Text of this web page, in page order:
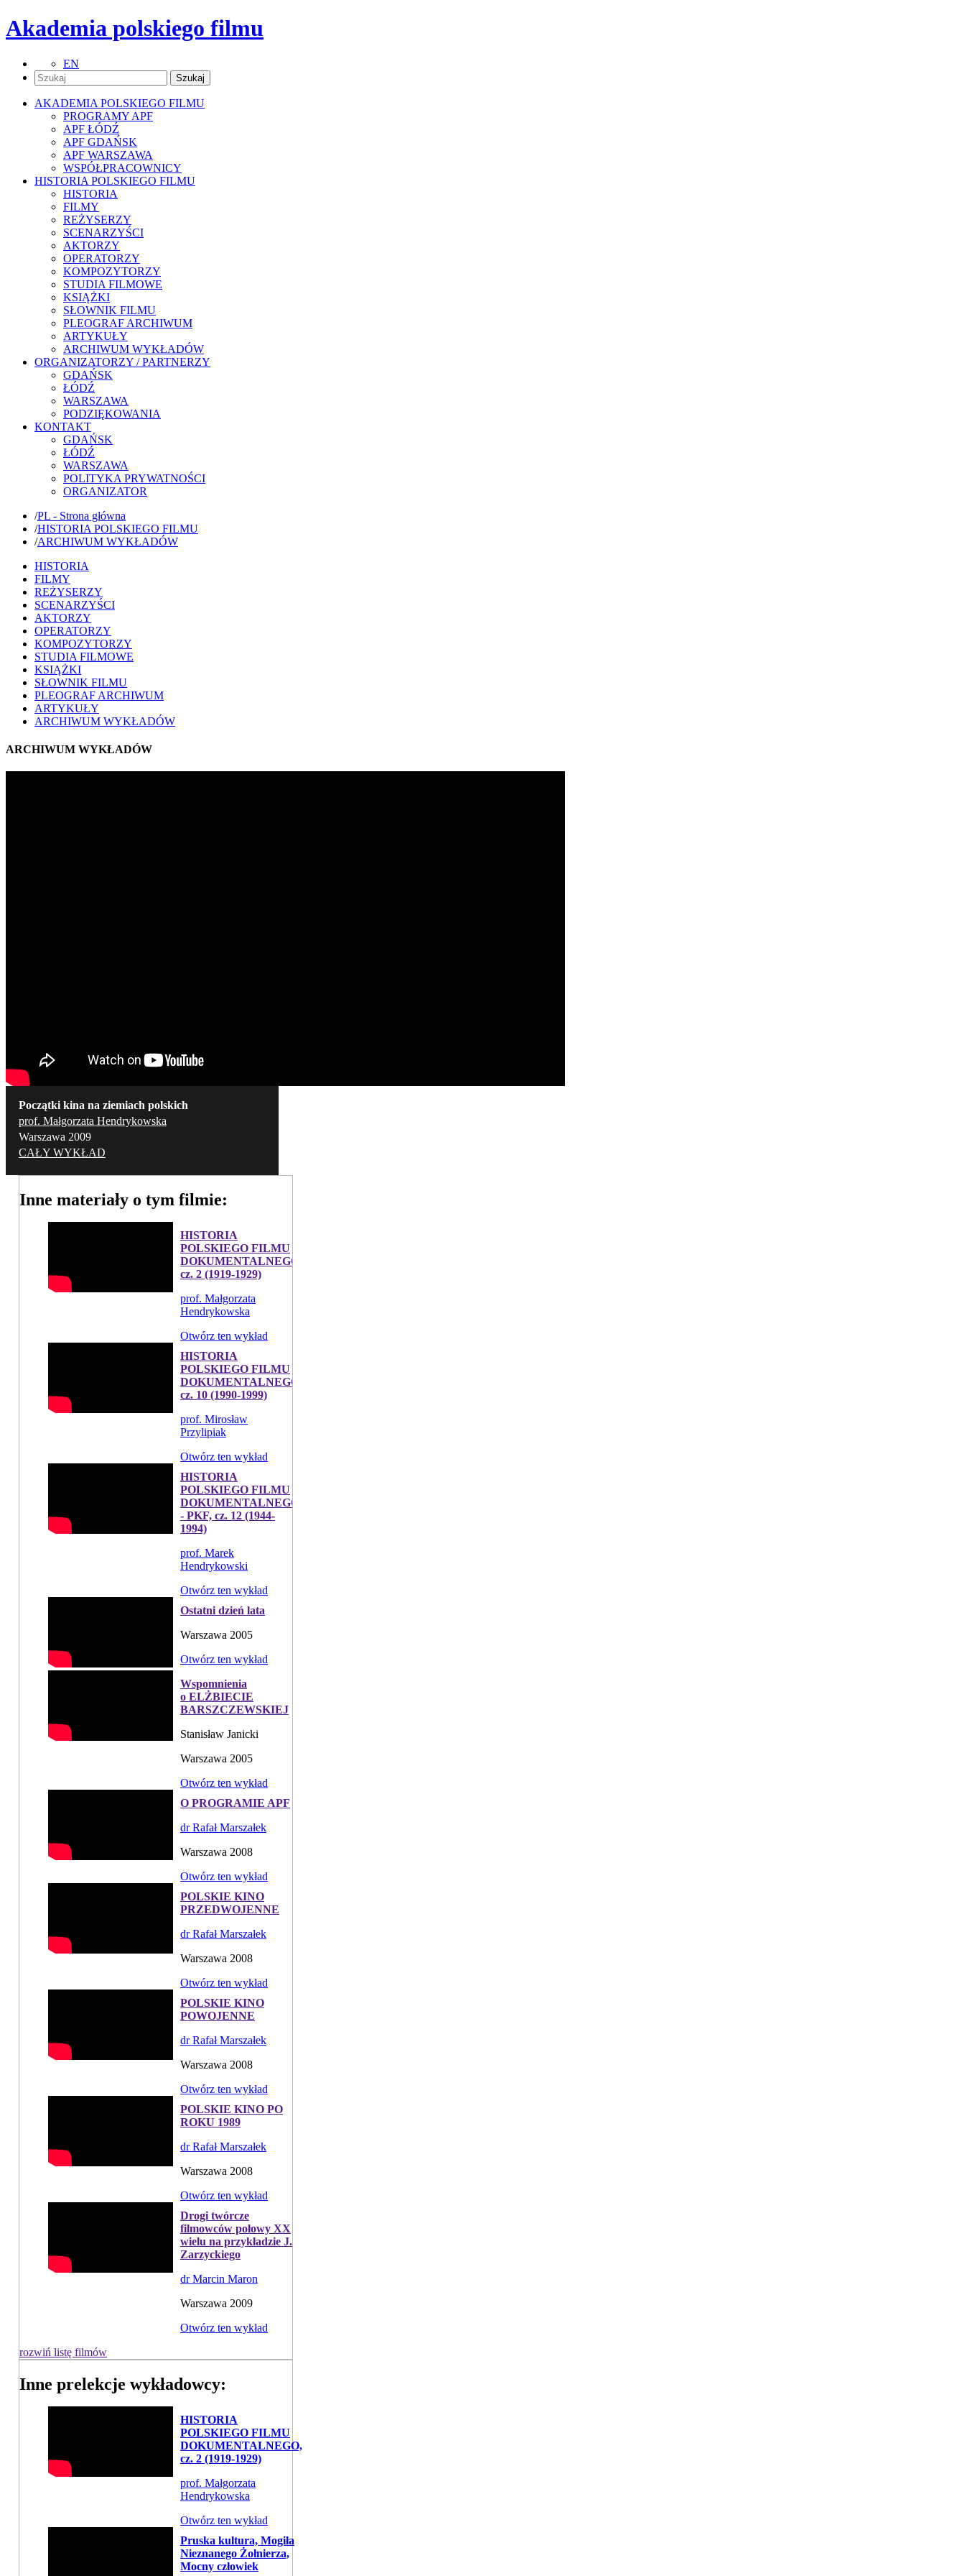
Akademia polskiego filmu
EN
AKADEMIA POLSKIEGO FILMU
PROGRAMY APF
APF ŁÓDŹ
APF GDAŃSK
APF WARSZAWA
WSPÓŁPRACOWNICY
HISTORIA POLSKIEGO FILMU
HISTORIA
FILMY
REŻYSERZY
SCENARZYŚCI
AKTORZY
OPERATORZY
KOMPOZYTORZY
STUDIA FILMOWE
KSIĄŻKI
SŁOWNIK FILMU
PLEOGRAF ARCHIWUM
ARTYKUŁY
ARCHIWUM WYKŁADÓW
ORGANIZATORZY / PARTNERZY
GDAŃSK
ŁÓDŹ
WARSZAWA
PODZIĘKOWANIA
KONTAKT
GDAŃSK
ŁÓDŹ
WARSZAWA
POLITYKA PRYWATNOŚCI
ORGANIZATOR
/PL - Strona główna
/HISTORIA POLSKIEGO FILMU
/ARCHIWUM WYKŁADÓW
HISTORIA
FILMY
REŻYSERZY
SCENARZYŚCI
AKTORZY
OPERATORZY
KOMPOZYTORZY
STUDIA FILMOWE
KSIĄŻKI
SŁOWNIK FILMU
PLEOGRAF ARCHIWUM
ARTYKUŁY
ARCHIWUM WYKŁADÓW
ARCHIWUM WYKŁADÓW
Początki kina na ziemiach polskich
prof. Małgorzata Hendrykowska
Warszawa 2009
CAŁY WYKŁAD
Inne materiały o tym filmie:
HISTORIA
POLSKIEGO FILMU
DOKUMENTALNEGO,
cz. 2 (1919-1929)
prof. Małgorzata
Hendrykowska
Otwórz ten wykład
HISTORIA
POLSKIEGO FILMU
DOKUMENTALNEGO,
cz. 10 (1990-1999)
prof. Mirosław
Przylipiak
Otwórz ten wykład
HISTORIA
POLSKIEGO FILMU
DOKUMENTALNEGO
- PKF, cz. 12 (1944-
1994)
prof. Marek
Hendrykowski
Otwórz ten wykład
Ostatni dzień lata
Warszawa 2005
Otwórz ten wykład
Wspomnienia
o ELŻBIECIE
BARSZCZEWSKIEJ
Stanisław Janicki
Warszawa 2005
Otwórz ten wykład
O PROGRAMIE APF
dr Rafał Marszałek
Warszawa 2008
Otwórz ten wykład
POLSKIE KINO
PRZEDWOJENNE
dr Rafał Marszałek
Warszawa 2008
Otwórz ten wykład
POLSKIE KINO
POWOJENNE
dr Rafał Marszałek
Warszawa 2008
Otwórz ten wykład
POLSKIE KINO PO
ROKU 1989
dr Rafał Marszałek
Warszawa 2008
Otwórz ten wykład
Drogi twórcze
filmowców połowy XX
wielu na przykładzie J.
Zarzyckiego
dr Marcin Maron
Warszawa 2009
Otwórz ten wykład
rozwiń listę filmów
Inne prelekcje wykładowcy:
HISTORIA
POLSKIEGO FILMU
DOKUMENTALNEGO,
cz. 2 (1919-1929)
prof. Małgorzata
Hendrykowska
Otwórz ten wykład
Pruska kultura, Mogiła
Nieznanego Żołnierza,
Mocny człowiek